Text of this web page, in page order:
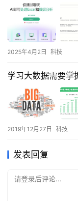
2025年4月2日 科技
学习大数据需要掌
2019年12月27日 科技
发表回复
请登录后评论...